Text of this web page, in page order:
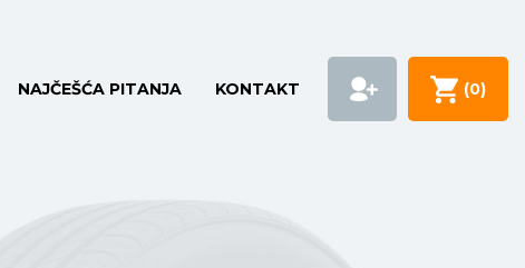
NAJČEŠĆA PITANJA KONTAKT (0)